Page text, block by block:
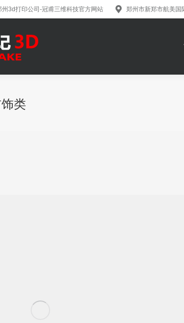
3d打印公司-冠甫三维科技官方网站 郑州市新郑市航美国
类